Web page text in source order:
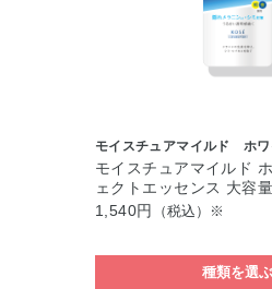
モイスチュアマイルド ホワ
モイスチュアマイルド
ェクトエッセンス 大容
1,540円
（税込）※
種類を選ぶ